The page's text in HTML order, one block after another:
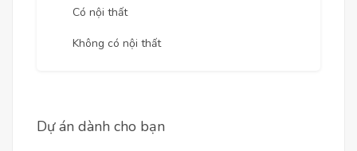
Có nội thất
Không có nội thất
Dự án dành cho bạn